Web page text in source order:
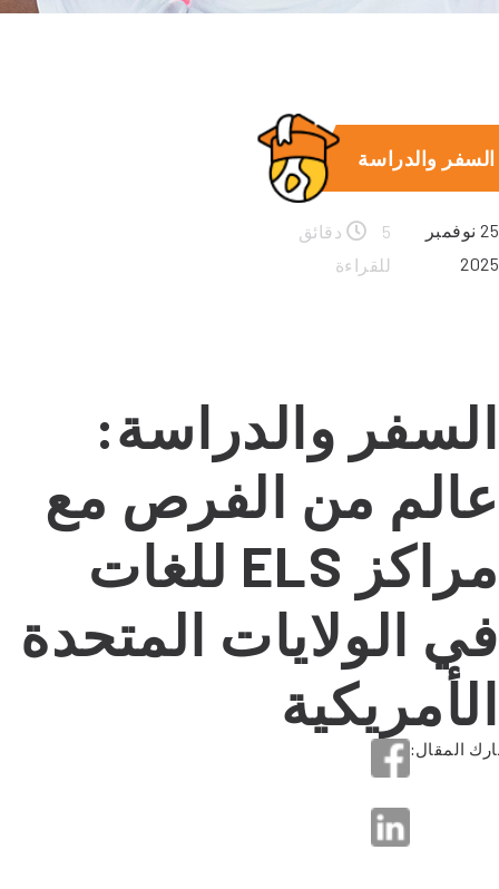
السفر والدراسة
25 نوفمبر
2025
5 دقائق
للقراءة
السفر والدراسة:
عالم من الفرص مع
مراكز ELS للغات
في الولايات المتحدة
الأمريكية
المقال: